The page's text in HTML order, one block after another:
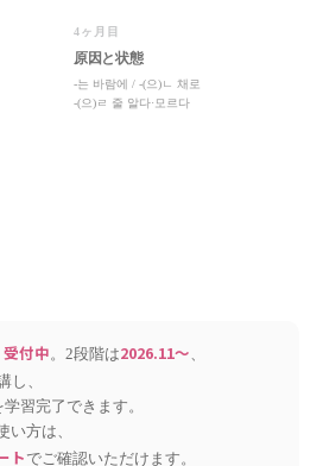
4ヶ月目
原因と状態
-는 바람에 / -(으)ㄴ 채로
-(으)ㄹ 줄 알다·모르다
付中。2段階は2026.11〜、
し、
習完了できます。
い方は、
ト でご確認いただけます。